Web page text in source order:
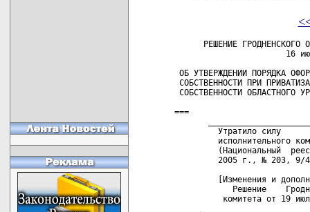
РЕШЕНИЕ ГРОДНЕНСКОГО ОБЛАСТНОГО ИСПОЛНИТЕЛЬНОГО КОМИТЕТА
                       16 июня 1997 г. N 222

 ОБ УТВЕРЖДЕНИИ ПОРЯДКА ОФОРМЛЕНИЯ СДЕЛОК И ПРАВ
 СОБСТВЕННОСТИ ПРИ ПРИВАТИЗАЦИИ ОБЪЕКТОВ КОММУНАЛЬНОЙ
 СОБСТВЕННОСТИ ОБЛАСТНОГО УРОВНЯ УПРАВЛЕНИЯ

===
       _______________________________________________ _______ ___ _
         Утратило силу      решением     Гродненского     областного
         исполнительного комитета  от  27  октября  2005  г.  №  614
         (Национальный  реестр  правовых  актов Республики Беларусь,
         2005 г., № 203, 9/4696)   

         [Изменения и дополнения:
            Решение    Гродненского     областного   исполнительного
          комитета от 19 июля 1999 г. N 292.]

     В целях     приведения    в    соответствие    с    действующим
законодательством  порядка  оформления   сделок   при   приватизации
объектов   коммунальной   собственности,   взяв  за  основу  Порядок
оформления сделок и прав  собственности  при  приватизации  объектов
республиканской собственности, утвержденный приказом Мингосимущества
Республики Беларусь от 19 июля 1996 года N 176 и  зарегистрированный
в Реестре Государственной регистрации 30 июля 1996 г. рег.N 1528/12,
Гродненский областной исполнительный комитет решил:

     l. Утвердить Порядок оформления сделок и прав собственности при
приватизации  объектов  коммунальной собственности областного уровня
управления (прилагается).

     2. Рекомендовать городским и районным исполнительным  комитетам
утвердить аналогичный Порядок оформления сделок и прав собственности
при приватизации коммунальной собственности городского  и  районного
уровней управления.

 Председатель исполкома                                    А.И.ДУБКО

 Управляющий делами исполкома                           Р.К.СИДОРЧИК

                                               УТВЕРЖДЕН
                                               Решение Гродненского
                                               облисполкома
                                               16 июня 1997 г. N 222

                              ПОРЯДОК
      оформления сделок и прав собственности при приватизации
           объектов областной коммунальной собственности

                         1. ОБЩИЕ ПОЛОЖЕНИЯ

     1.1.  Настоящий   порядок  разработан  в соответствии с Законом
Республики    Беларусь    "О   разгосударствлении   и   приватизации
государственной  собственности  в  Республике  Беларусь"  (Ведомости
Верховного  Совета  Республики Беларусь, 1993 г. N 7, ст.41; 1995 г.
N 19,  ст.234;  1996  г.  N 23, ст.417; Национальный реестр правовых
актов Республики Беларусь, 1999 года N 2-3, ст.84) и применяется при
приватизации    следующих    объектов   коммунальной   собственности
областного уровня управления:
     государственных     предприятий,    учреждений,    организаций,
структурных   единиц   объединений   и   структурных   подразделений
предприятий, а также государственного имущества, сданного в аренду.
       _______________________________________________ _______ ___ _
         Пункт  1.1. -  в  редакции  решения Гродненского областного
         исполнительного комитета от 19 июля 1999 г. N 292

            1.1.  Настоящий  порядок  разработан  в  соответствии  с
         Законом   Республики  Беларусь   "О  разгосударствлении   и
         приватизации  государственной  собственности  в  Республике
         Беларусь"   и  других   законодательных  актов   Республики
         Беларусь и применяется  при приватизации следующих объектов
         коммунальной собственности областного уровня управления:
            предприятий,   цехов,    производств,   участков,   иных
         подразделений     этих     предприятий,     выделенных    в
         самостоятельные предприятия;
            зданий,     сооружений,      объектов     незавершенного
         строительства.
       _______________________________________________ _______ ___ _

     1.2.  Сделка  по  приобретению  объекта  приватизации считается
совершенной   с   момента   заключения   субъектом   приватизации  с
соответствующим органом приватизации  договора купли-продажи объекта
приватизации   государственной  собственности   по  согласованию   с
Минюстом Республики Беларусь.
       _______________________________________________ _______ ___ _
         Пункт   1.2.   -   с   изменениями,   внесенными   решением